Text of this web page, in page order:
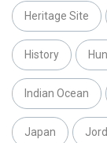
Heritage Site
History
Indian Ocean
Japan